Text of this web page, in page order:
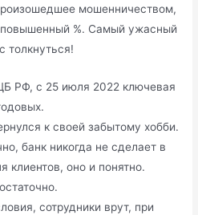
мошенничеством,
повышенный %. Самый ужасный
толкнуться!
РФ, с 25 июля 2022 ключевая
к своей забытому хобби.
банк никогда не сделает в
клиентов, оно и понятно.
сотрудники врут, при